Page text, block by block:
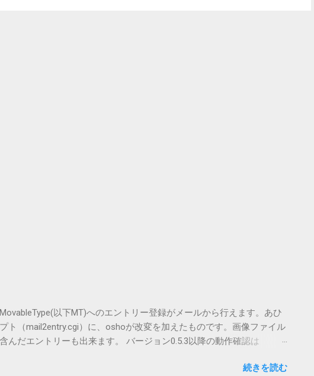
以下MT)へのエントリー登録がメールから行えます。あひ
ト（mail2entry.cgi）に、oshoが改変を加えたものです。画像ファイル
んだエントリーも出来ます。 バージョン0.5.3以降の動作確認は
です。（2004/12/4リリース）※0.6.3を公開しています。まだ心配な
続きを読む